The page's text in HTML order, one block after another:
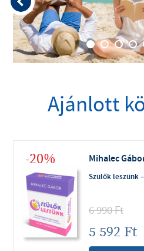
Ajánlott
-20% Mihalec
Szülők leszünk
6 990Ft
5 592 Ft